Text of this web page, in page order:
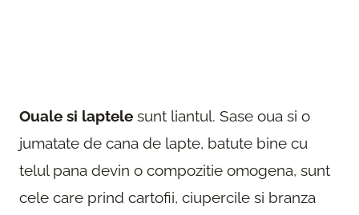
Ouale si laptele sunt liantul. Sase oua si o
jumatate de cana de lapte, batute bine cu
telul pana devin o compozitie omogena, sunt
cele care prind cartofii, ciupercile si branza